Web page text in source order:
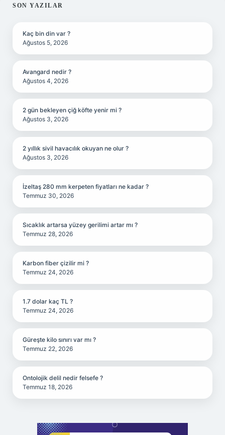
SIDEBAR
SON YAZILAR
Kaç bin din var ?
Ağustos 5, 2026
Avangard nedir ?
Ağustos 4, 2026
2 gün bekleyen çiğ köfte yenir mi ?
Ağustos 3, 2026
2 yıllık sivil havacılık okuyan ne olur ?
Ağustos 3, 2026
İzeltaş 280 mm kerpeten fiyatları ne kadar ?
Temmuz 30, 2026
Sıcaklık artarsa yüzey gerilimi artar mı ?
Temmuz 28, 2026
Karbon fiber çizilir mi ?
Temmuz 24, 2026
1.7 dolar kaç TL ?
Temmuz 24, 2026
Güreşte kilo sınırı var mı ?
Temmuz 22, 2026
Ontolojik delil nedir felsefe ?
Temmuz 18, 2026